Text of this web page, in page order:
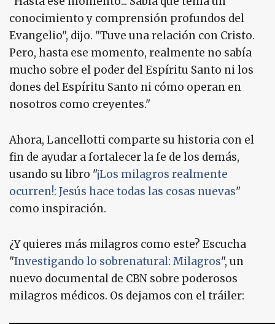
conocimiento y comprensión profundos del
Evangelio", dijo. "Tuve una relación con Cristo.
Pero, hasta ese momento, realmente no sabía
mucho sobre el poder del Espíritu Santo ni los
dones del Espíritu Santo ni cómo operan en
nosotros como creyentes."
Ahora, Lancellotti comparte su historia con el
fin de ayudar a fortalecer la fe de los demás,
usando su libro "¡Los milagros realmente
ocurren!: Jesús hace todas las cosas nuevas"
como inspiración.
¿Y quieres más milagros como este? Escucha
"Investigando lo sobrenatural: Milagros", un
nuevo documental de CBN sobre poderosos
milagros médicos. Os dejamos con el tráiler: